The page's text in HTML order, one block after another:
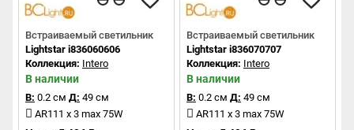
Встраиваемый светильник
Lightstar i836060606
Коллекция: Intero
В наличии
В: 0.2 см Д: 49 см
AR111 x 3 max 75W
Встраиваемый светильник
Lightstar i836070707
Коллекция: Intero
В наличии
В: 0.2 см Д: 49 см
AR111 x 3 max 75W